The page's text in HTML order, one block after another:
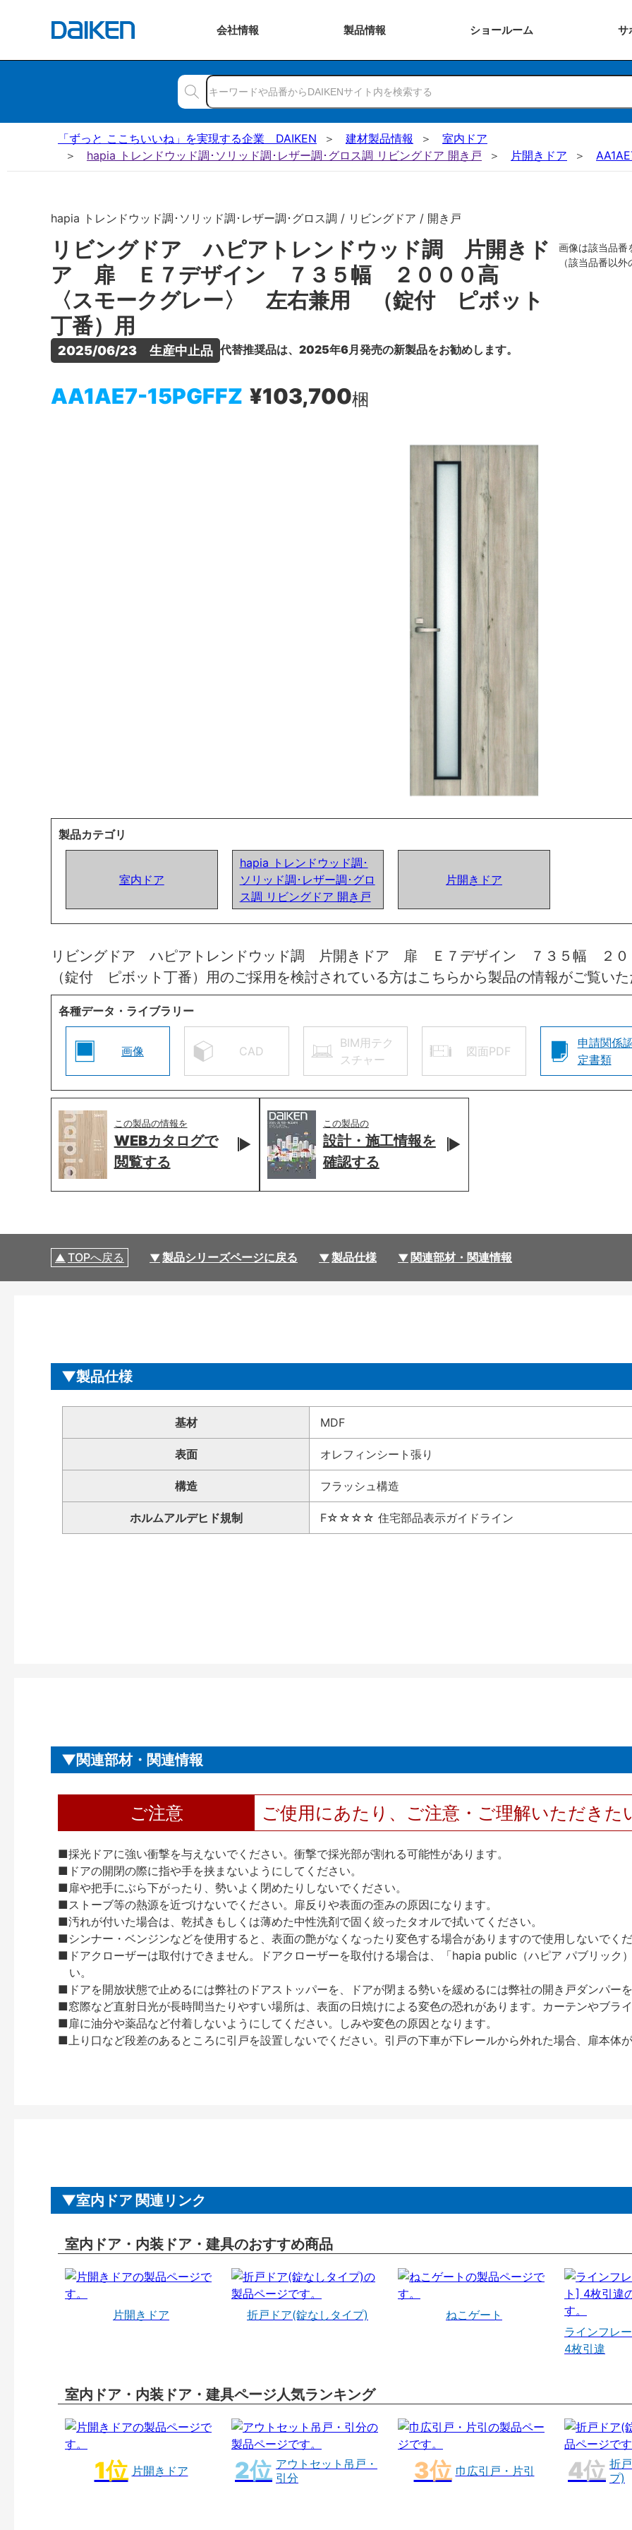
会社情報 製品情報 ショールーム サ
「ずっと ここちいいね」を実現する企業 DAIKEN 建材製品情報
室内ドア
hapia トレンドウッド調･ソリッド調･レザー調･グロス調 リビングドア 開き戸
片開きドア
hapia トレンドウッド調･ソリッド調･レザー調･グロス調 / リビングドア / 開き戸
リビングドア ハピアトレンドウッド調 片開きド
ア 扉 Ｅ７デザイン ７３５幅 ２０００高
〈スモークグレー〉 左右兼用 （錠付 ピボット
丁番）用
2025/06/23　生産中止品 代替推奨品は、2025年6月発売の新製品をお勧めします。
AA1AE7-15PGFFZ ¥103,700梱
画像は該当品番
（該当品番以
製品カテゴリ
室内ドア
hapia トレンドウッド調･
ソリッド調･レザー調･グロ
ス調 リビングドア 開き戸
片開きドア
リビングドア ハピアトレンドウッド調 片開きドア 扉 Ｅ７デザイン ７３５幅 ２
（錠付 ピボット丁番）用のご採用を検討されている方はこちらから製品の情報がご覧い
各種データ・ライブラリー
画像 CAD
BIM用テク
スチャー
図面PDF
申請関係
定書類
この製品の情報を
WEBカタログで
閲覧する
この製品の
設計・施工情報を
確認する
TOPへ戻る 製品シリーズページに戻る 製品仕様 関連部材・関連情報
製品仕様
基材 MDF
表面 オレフィンシート張り
構造 フラッシュ構造
ホルムアルデヒド規制 F☆☆☆☆ 住宅部品表示ガイドライン
関連部材・関連情報
ご注意 ご使用にあたり、ご注意・ご理解いただきた
■採光ドアに強い衝撃を与えないでください。衝撃で採光部が割れる可能性があります。
■ドアの開閉の際に指や手を挟まないようにしてください。
■扉や把手にぶら下がったり、勢いよく閉めたりしないでください。
■ストーブ等の熱源を近づけないでください。扉反りや表面の歪みの原因になります。
■汚れが付いた場合は、乾拭きもしくは薄めた中性洗剤で固く絞ったタオルで拭いてください。
■シンナー・ベンジンなどを使用すると、表面の艶がなくなったり変色する場合がありますので使用しないでく
■ドアクローザーは取付けできません。ドアクローザーを取付ける場合は、「hapia public（ハピア パブリック
い。
■ドアを開放状態で止めるには弊社のドアストッパーを、ドアが閉まる勢いを緩めるには弊社の開き戸ダンパー
■窓際など直射日光が長時間当たりやすい場所は、表面の日焼けによる変色の恐れがあります。カーテンやブラ
■扉に油分や薬品など付着しないようにしてください。しみや変色の原因となります。
■上り口など段差のあるところに引戸を設置しないでください。引戸の下車が下レールから外れた場合、扉本体
室内ドア 関連リンク
室内ドア・内装ドア・建具のおすすめ商品
片開きドア 折戸ドア(錠なしタイプ)
ねこゲート
ラインフレ
4枚引違
室内ドア・内装ドア・建具ページ人気ランキング
片開きドア
アウトセット吊戸・
引分
巾広引戸・片引
折
プ)